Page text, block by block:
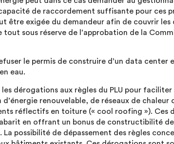
de raccordement suffisante pour ces
être exigée du demandeur afin de couvrir
sous réserve de l’approbation de la
le permis de construire d’un data center
eau.
dérogations aux règles du PLU pour faciliter
renouvelable, de réseaux de
réflectifs en toiture (« cool roofing »). Ces
en offrant un bonus de constructibilité de
La possibilité de dépassement des règles